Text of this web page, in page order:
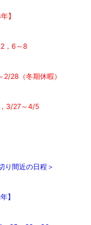
】
2，6～8
2/28（冬期休暇）
3/27～4/5
り間近の日程＞
】